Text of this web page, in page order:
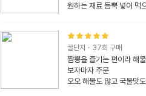
원하는 재료 듬뿍 넣어 먹
그런데 면은 좀.. 흐느적거
니다만) 조금 아쉬웠어요~
그래도 한밤중에 편하게
꿀단지 · 37회 구매
짬뽕을 즐기는 편이라 해
보자마자 주문
오오 해물도 많고 국물맛